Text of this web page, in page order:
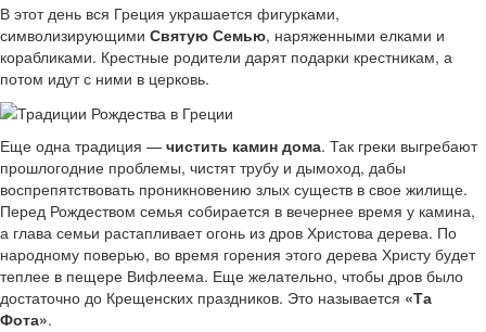
В этот день вся Греция украшается фигурками,
символизирующими Святую Семью, наряженными елками и
корабликами. Крестные родители дарят подарки крестникам, а
потом идут с ними в церковь.
Еще одна традиция — чистить камин дома. Так греки выгребают
прошлогодние проблемы, чистят трубу и дымоход, дабы
воспрепятствовать проникновению злых существ в свое жилище.
Перед Рождеством семья собирается в вечернее время у камина,
а глава семьи растапливает огонь из дров Христова дерева. По
народному поверью, во время горения этого дерева Христу будет
теплее в пещере Вифлеема. Еще желательно, чтобы дров было
достаточно до Крещенских праздников. Это называется «Та
Фота».